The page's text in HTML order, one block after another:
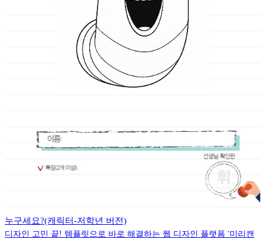
누구세요?(캐릭터-저학년 버전)
디자인 고민 끝! 템플릿으로 바로 해결하는 웹 디자인 플랫폼 '미리캔